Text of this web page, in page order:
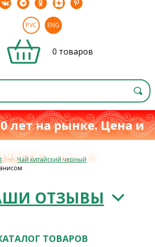
РУС ENG
0 товаров
лет на рынке. Цена и
с 1993 г.≡
Чай китайский черный
ОТЗЫВЫ
ТОВАРОВ